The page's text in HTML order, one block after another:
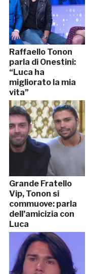
Raffaello Tonon
parla di Onestini:
“Luca ha
migliorato la mia
vita”
Grande Fratello
Vip, Tonon si
commuove: parla
dell’amicizia con
Luca